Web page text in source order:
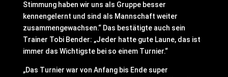
Stimmung haben wir uns als Gruppe besser
kennengelernt und sind als Mannschaft weiter
zusammengewachsen.“ Das bestätigte auch sein
Trainer Tobi Bender: „Jeder hatte gute Laune, das ist
immer das Wichtigste bei so einem Turnier.“
„Das Turnier war von Anfang bis Ende super